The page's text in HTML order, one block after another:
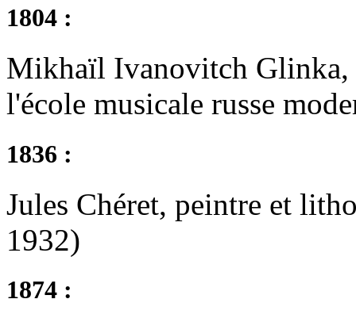
1804 :
Mikhaïl Ivanovitch Glinka,
l'école musicale russe
1836 :
Jules Chéret, peintre et
1932)
1874 :